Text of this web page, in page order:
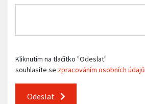
Kliknutím na tlačítko "Odeslat"
souhlasíte se zpracováním osobních údajů
Odeslat